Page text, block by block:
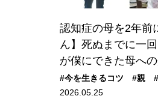
認知症の母を2年前
ん】死ぬまでに一
が僕にできた母へ
#今を生きるコツ #親
2026.05.25